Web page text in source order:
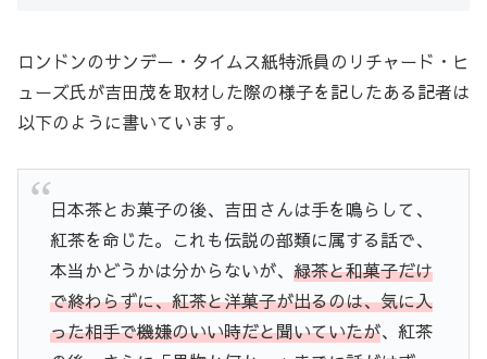
ロンドンのサンデー・タイムス紙特派員のリチャード・ヒ
ューズ氏が吉田茂を取材した際の様子を記したある記者は
以下のように書いています。
日本茶とお菓子の後、吉田さんは手を鳴らして、
紅茶を命じた。これも伝説の部類に属する話で、
本当かどうかは分からないが、 緑茶と和菓子だけ
で終わらずに、紅茶と洋菓子が出るのは、気に入
った相手で機嫌のいい時だと聞いていたが、紅茶